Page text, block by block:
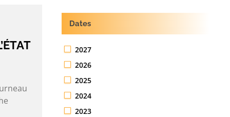
Dates
2027
2026
2025
2024
2023